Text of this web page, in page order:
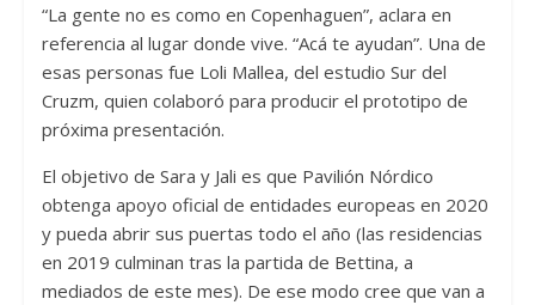
“La gente no es como en Copenhaguen”, aclara en
referencia al lugar donde vive. “Acá te ayudan”. Una de
esas personas fue Loli Mallea, del estudio Sur del
Cruzm, quien colaboró para producir el prototipo de
próxima presentación.
El objetivo de Sara y Jali es que Pavilión Nórdico
obtenga apoyo oficial de entidades europeas en 2020
y pueda abrir sus puertas todo el año (las residencias
en 2019 culminan tras la partida de Bettina, a
mediados de este mes). De ese modo cree que van a